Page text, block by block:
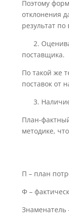
Поэтому
отклонения
результат
2.
поставщика.
По такой же
поставок от
3. Наличие
План-
методике,
П – план
Ф –
Знаменатель